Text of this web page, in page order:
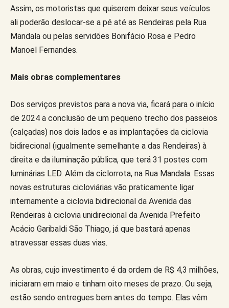
Assim, os motoristas que quiserem deixar seus veículos
ali poderão deslocar-se a pé até as Rendeiras pela Rua
Mandala ou pelas servidões Bonifácio Rosa e Pedro
Manoel Fernandes.
Mais obras complementares
Dos serviços previstos para a nova via, ficará para o início
de 2024 a conclusão de um pequeno trecho dos passeios
(calçadas) nos dois lados e as implantações da ciclovia
bidirecional (igualmente semelhante a das Rendeiras) à
direita e da iluminação pública, que terá 31 postes com
luminárias LED. Além da ciclorrota, na Rua Mandala. Essas
novas estruturas cicloviárias vão praticamente ligar
internamente a ciclovia bidirecional da Avenida das
Rendeiras à ciclovia unidirecional da Avenida Prefeito
Acácio Garibaldi São Thiago, já que bastará apenas
atravessar essas duas vias.
As obras, cujo investimento é da ordem de R$ 4,3 milhões,
iniciaram em maio e tinham oito meses de prazo. Ou seja,
estão sendo entregues bem antes do tempo. Elas vêm